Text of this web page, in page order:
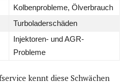
Kolbenprobleme, Ölverbrauch
Turboladerschäden
Injektoren- und AGR-
Probleme
kennt diese Schwächen